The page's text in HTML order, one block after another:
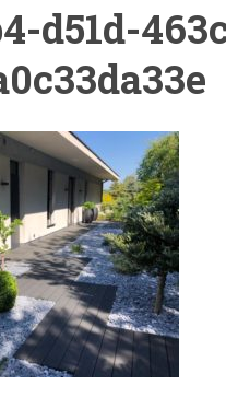
d51d-